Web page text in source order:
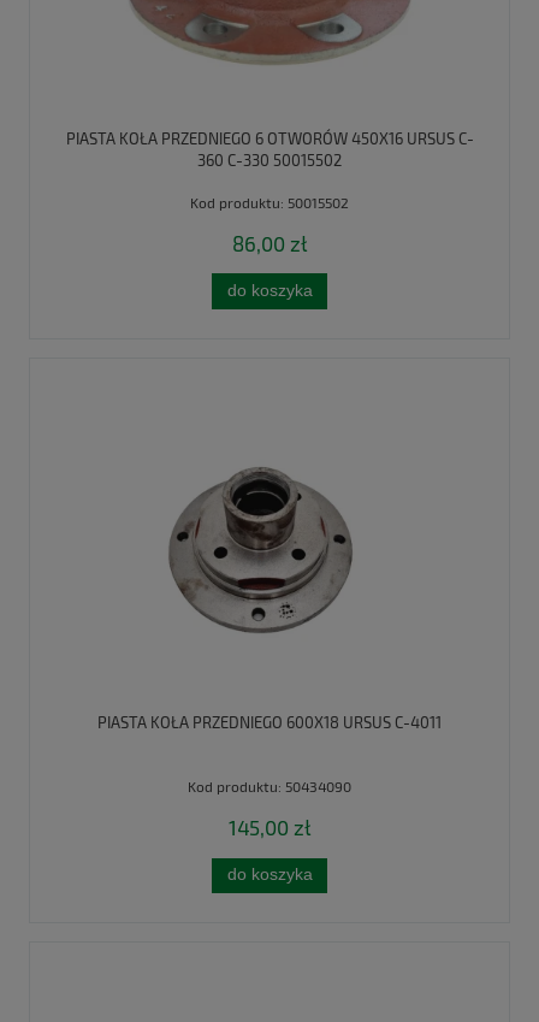
PIASTA KOŁA PRZEDNIEGO 6 OTWORÓW 450X16 URSUS C-
360 C-330 50015502
Kod produktu: 50015502
86,00 zł
do koszyka
PIASTA KOŁA PRZEDNIEGO 600X18 URSUS C-4011
Kod produktu: 50434090
145,00 zł
do koszyka